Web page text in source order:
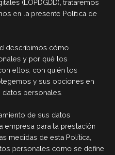
(LOPDGDD), trataremos
en la presente Política de
describimos cómo
y por qué los
ellos, con quién los
y sus opciones en
personales.
de sus datos
para la prestación
medidas de esta Política,
personales como se define